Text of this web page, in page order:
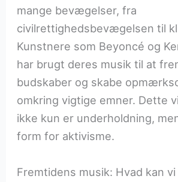
mange bevægelser, fra
civilrettighedsbevægelsen til
Kunstnere som Beyoncé og
har brugt deres musik til at
budskaber og skabe
omkring vigtige emner. Dette
ikke kun er underholdning,
form for aktivisme.
Fremtidens musik: Hvad kan